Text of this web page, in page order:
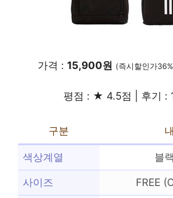
가격 : 15,900원 (즉시할인가
평점 : ★ 4.5점 | 후기 :
구분
색상계열 블
사이즈 FREE